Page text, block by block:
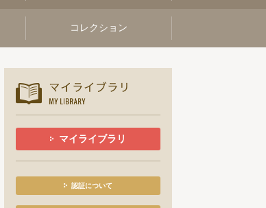
コレクション
マイライブラリ
認証について